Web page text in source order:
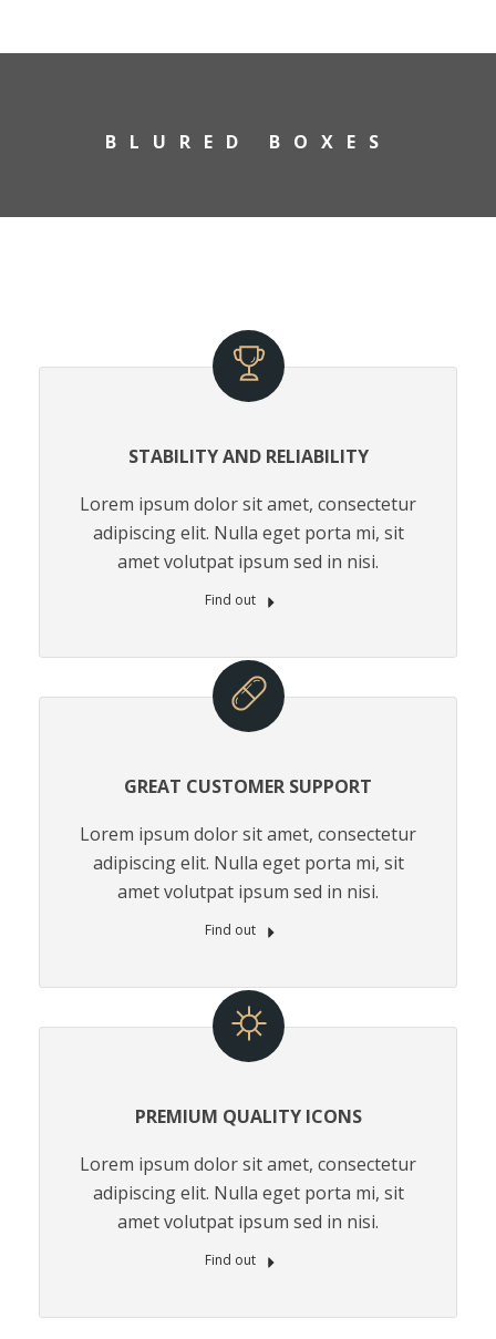
BLURED BOXES
STABILITY AND RELIABILITY
Lorem ipsum dolor sit amet, consectetur
adipiscing elit. Nulla eget porta mi, sit
amet volutpat ipsum sed in nisi.
Find out
GREAT CUSTOMER SUPPORT
Lorem ipsum dolor sit amet, consectetur
adipiscing elit. Nulla eget porta mi, sit
amet volutpat ipsum sed in nisi.
Find out
PREMIUM QUALITY ICONS
Lorem ipsum dolor sit amet, consectetur
adipiscing elit. Nulla eget porta mi, sit
amet volutpat ipsum sed in nisi.
Find out